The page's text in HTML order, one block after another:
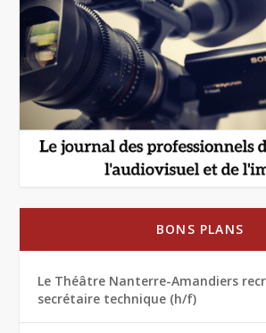
BONS PLANS
Le Théâtre Nanterre-Amandiers
secrétaire technique (h/f)